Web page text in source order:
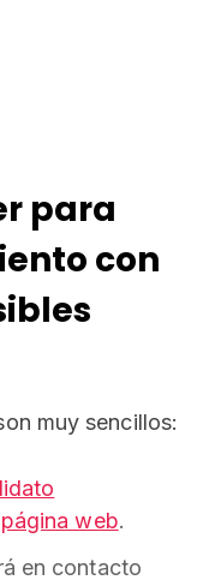
para
con
muy sencillos:
página web.
en contacto